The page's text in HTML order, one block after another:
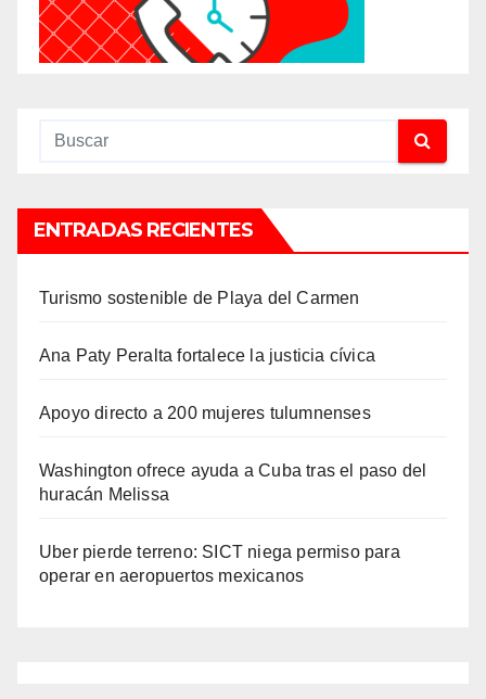
ENTRADAS RECIENTES
Turismo sostenible de Playa del Carmen
Ana Paty Peralta fortalece la justicia cívica
Apoyo directo a 200 mujeres tulumnenses
Washington ofrece ayuda a Cuba tras el paso del
huracán Melissa
Uber pierde terreno: SICT niega permiso para
operar en aeropuertos mexicanos